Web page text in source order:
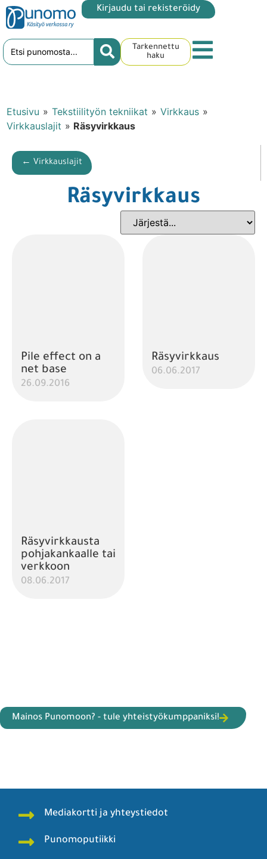
Kirjaudu tai rekisteröidy
Tarkennettu
haku
Etusivu » Tekstiilityön tekniikat » Virkkaus »
Virkkauslajit » Räsyvirkkaus
← Virkkauslajit
Räsyvirkkaus
Pile effect on a
net base
26.09.2016
Räsyvirkkaus
06.06.2017
Räsyvirkkausta
pohjakankaalle tai
verkkoon
08.06.2017
Mainos Punomoon? - tule yhteistyökumppaniksi!
Mediakortti ja yhteystiedot
Punomoputiikki